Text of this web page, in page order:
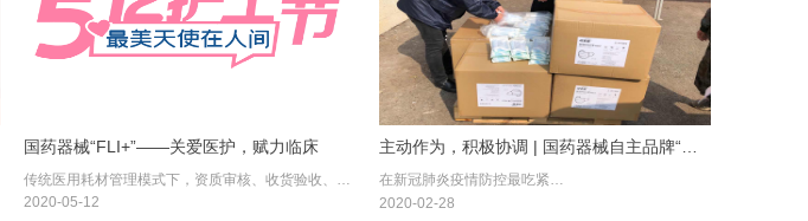
国药器械“FLI+”——关爱医护，赋力临床
传统医用耗材管理模式下，资质审核、收货验收、上架存储、科室发放等供应链环节工作，医护人员费时费力。在临床工作中，医事繁忙、时间宝贵的医生还在逐字填写手术耗材请领单。护理工作超负荷的护士还要对着这些纸质的请领单逐个勾选请领，再一一清点后装入货架。月底，护士长们忙碌完本月的临床工作后还需要用额外的时间整理耗材的出入数据，制定下个月的请领计划。年底，主任、护士长、总务护士花在统计并输出全年各类耗材使用管理报表上的时间和工作量更是惊人。医疗器械相关国家政策及法规不断更新、细化，医疗机构在接受大大小小的各级检查时，单是堆积如山的资质证照整理更给科室带来极大压力。
2020-05-12
在新冠肺炎疫情防控最吃紧的关键阶段，口罩已经成为人们生活的关键品和必需品。特别是在疫情核心区域湖北省，口罩的需求量持续增加。为缓解湖北区域口罩紧缺难题，中国医疗器械有限公司与奥美医疗合作，生产国药器械自主品牌“可来福”医用外科口罩。合作生产的口罩由湖北省防控指挥部统一调配和管理。根据湖北省防控指挥部要求，所有口罩由国药器械湖北公司严格按指令配送，全部用于湖北省内疫情防控。
2020-02-28